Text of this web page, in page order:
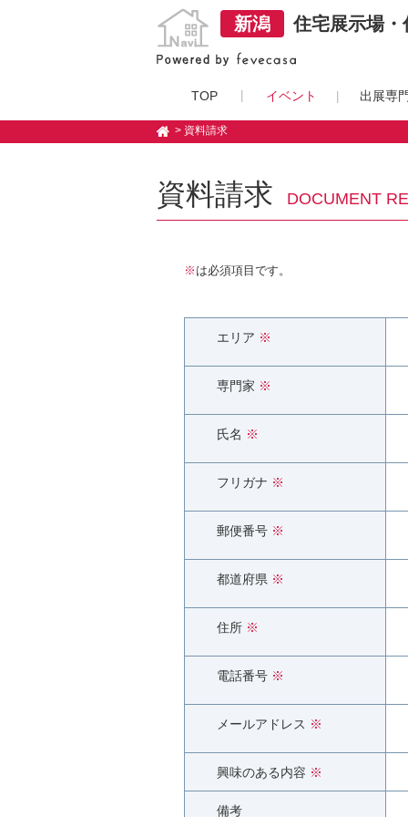
新潟 住宅展示場
TOP イベント 出展専
> 資料請求
資料請求 DOCUMENT
※ は必須項目です。
エリア ※
専門家 ※
氏名 ※
フリガナ ※
郵便番号 ※
都道府県 ※
住所 ※
電話番号 ※
メールアドレス ※
興味のある内容 ※
備考